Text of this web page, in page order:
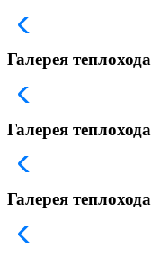
Галерея теплохода
Галерея теплохода
Галерея теплохода